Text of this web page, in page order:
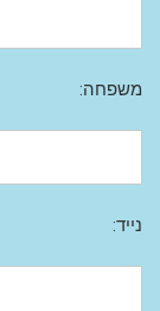
משפחה:
נייד: